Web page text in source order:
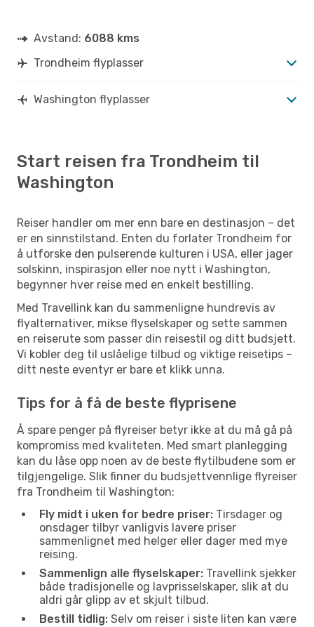
Avstand: 6088 kms
Trondheim flyplasser
Washington flyplasser
Start reisen fra Trondheim til
Washington
Reiser handler om mer enn bare en destinasjon – det
er en sinnstilstand. Enten du forlater Trondheim for
å utforske den pulserende kulturen i USA, eller jager
solskinn, inspirasjon eller noe nytt i Washington,
begynner hver reise med en enkelt bestilling.
Med Travellink kan du sammenligne hundrevis av
flyalternativer, mikse flyselskaper og sette sammen
en reiserute som passer din reisestil og ditt budsjett.
Vi kobler deg til uslåelige tilbud og viktige reisetips –
ditt neste eventyr er bare et klikk unna.
Tips for å få de beste flyprisene
Å spare penger på flyreiser betyr ikke at du må gå på
kompromiss med kvaliteten. Med smart planlegging
kan du låse opp noen av de beste flytilbudene som er
tilgjengelige. Slik finner du budsjettvennlige flyreiser
fra Trondheim til Washington:
Fly midt i uken for bedre priser: Tirsdager og
onsdager tilbyr vanligvis lavere priser
sammenlignet med helger eller dager med mye
reising.
Sammenlign alle flyselskaper: Travellink sjekker
både tradisjonelle og lavprisselskaper, slik at du
aldri går glipp av et skjult tilbud.
Bestill tidlig: Selv om reiser i siste liten kan være